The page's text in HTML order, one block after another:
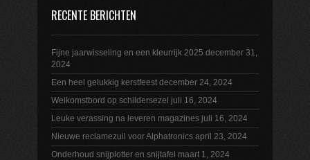
RECENTE BERICHTEN
Fijne jaarwisseling en een kleurrijk 2025 december 31,
2024
Een heel gelukkig kerstfeest december 24, 2024
Welkomstbord op schildersezel juli 16, 2024
Leuke verassing na leveren magazines juli 16, 2024
Nieuwe reclamezuil voor Alphatronics april 23, 2024
Onderhoud snijplotter en snijtafel maart 1, 2024